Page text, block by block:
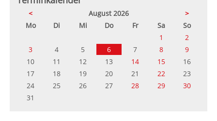
< August 2026
>
Montag Di enstagMittwochDonnerstag
Freitag SamstagSonntag
1
2
3
4 5 6 7 8
9
10
11 12 13 14 15
16
17
18 19 20 21 22
23
24
25 26 27 28 29
30
31